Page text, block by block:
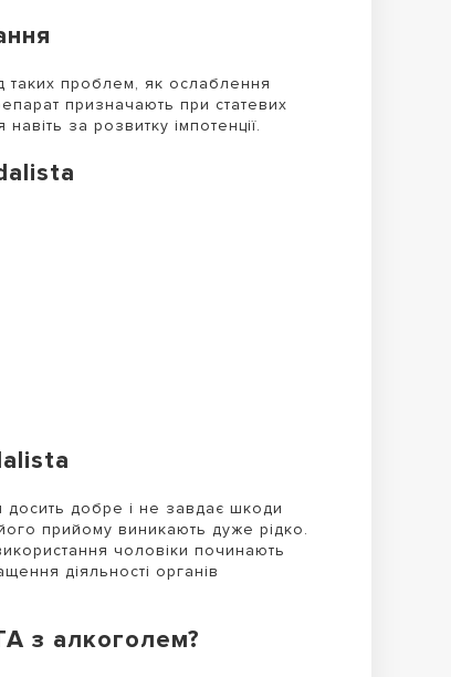
таких проблем, як ослаблення
призначають при статевих
за розвитку імпотенції.
добре і не завдає шкоди
прийому виникають дуже рідко.
чоловіки починають
діяльності органів
з алкоголем?